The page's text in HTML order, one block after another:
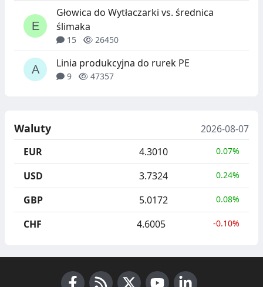
Głowica do Wytłaczarki vs. średnica
ślimaka
15 26450
Linia produkcyjna do rurek PE
9 47357
Waluty
2026-08-07
EUR
4.3010 0.07%
USD 3.7324 0.24%
GBP 5.0172 0.08%
CHF 4.6005 -0.10%